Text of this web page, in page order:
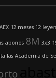
12 meses 12
abonos 8M 3x3
Academia de